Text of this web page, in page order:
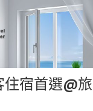
宿首選@